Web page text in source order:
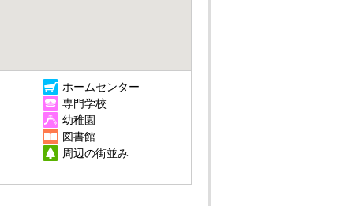
ホームセンター
専門学校
幼稚園
図書館
周辺の街並み